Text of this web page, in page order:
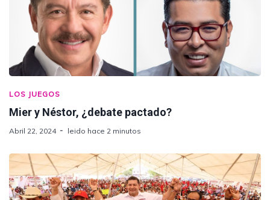
LOS JUEGOS
Mier y Néstor, ¿debate pactado?
Abril 22, 2024 leido hace 2 minutos